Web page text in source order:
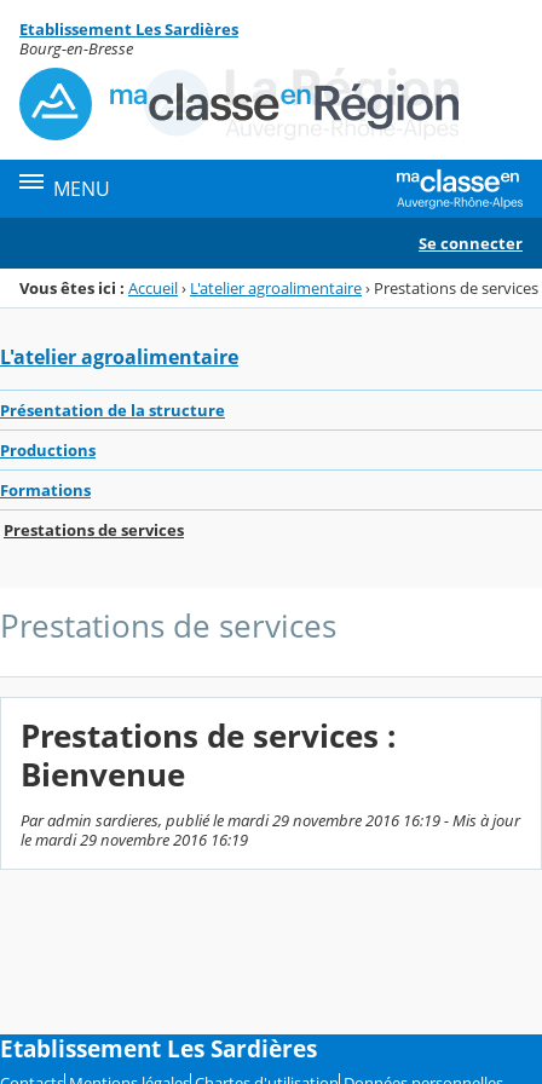
Menu de la rubrique
Contenu
Etablissement Les Sardières
Bourg-en-Bresse
MENU
Se connecter
Vous êtes ici : Accueil› L'atelier agroalimentaire› Prestations de services
L'atelier agroalimentaire
Présentation de la structure
Productions
Formations
Prestations de services
Prestations de services
Prestations de services :
Bienvenue
Par admin sardieres, publié le mardi 29 novembre 2016 16:19 - Mis à jour
le mardi 29 novembre 2016 16:19
Etablissement Les Sardières